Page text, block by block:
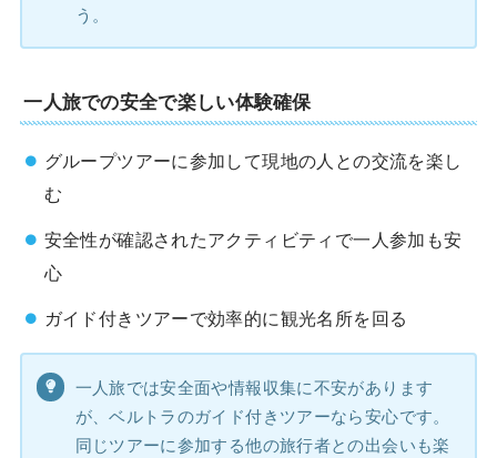
う。
一人旅での安全で楽しい体験確保
グループツアーに参加して現地の人との交流を楽し
む
安全性が確認されたアクティビティで一人参加も安
心
ガイド付きツアーで効率的に観光名所を回る
一人旅では安全面や情報収集に不安があります
が、ベルトラのガイド付きツアーなら安心です。
同じツアーに参加する他の旅行者との出会いも楽